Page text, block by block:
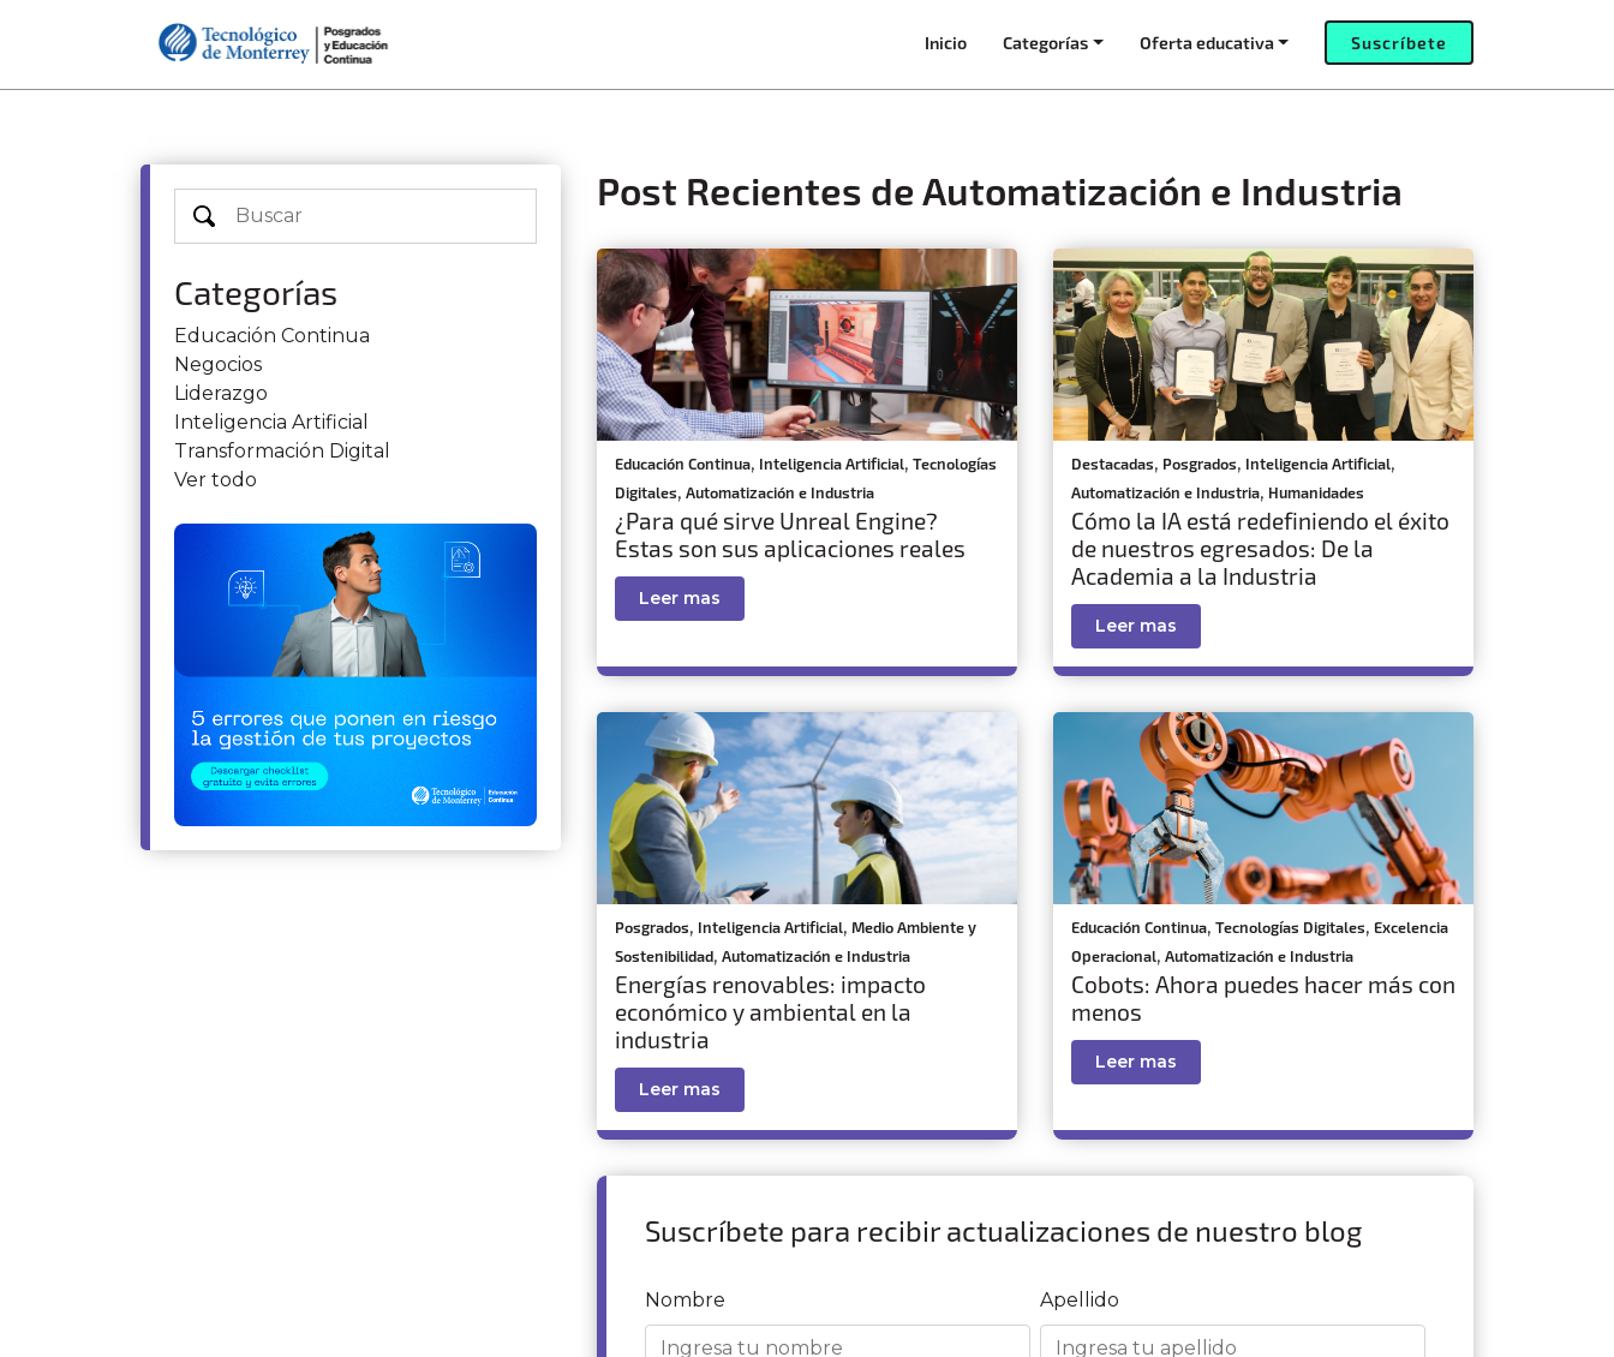
Inicio Categorías Oferta educativa Suscríbete
Categorías
Educación Continua
Negocios
Liderazgo
Inteligencia Artificial
Transformación Digital
Ver todo
Post Recientes de Automatización e Industria
Educación Continua, Inteligencia Artificial, Tecnologías
Digitales, Automatización e Industria
¿Para qué sirve Unreal Engine?
Estas son sus aplicaciones reales
Leer mas
Destacadas, Posgrados, Inteligencia Artificial,
Automatización e Industria, Humanidades
Cómo la IA está redefiniendo el éxito
de nuestros egresados: De la
Academia a la Industria
Leer mas
Posgrados, Inteligencia Artificial, Medio Ambiente y
Sostenibilidad, Automatización e Industria
Energías renovables: impacto
económico y ambiental en la
industria
Leer mas
Educación Continua, Tecnologías Digitales, Excelencia
Operacional, Automatización e Industria
Cobots: Ahora puedes hacer más con
menos
Leer mas
Suscríbete para recibir actualizaciones de nuestro blog
Nombre Apellido